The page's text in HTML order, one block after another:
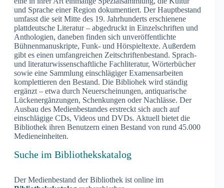
und Sprache einer Region dokumentiert. Der Hauptbestand
umfasst die seit Mitte des 19. Jahrhunderts erschienene
plattdeutsche Literatur – abgedruckt in Einzelschriften und
Anthologien, daneben finden sich unveröffentlichte
Bühnenmanuskripte, Funk- und Hörspieltexte. Außerdem
gibt es einen umfangreichen Zeitschriftenbestand. Sprach-
und literaturwissenschaftliche Fachliteratur, Wörterbücher
sowie eine Sammlung einschlägiger Examensarbeiten
komplettieren den Bestand. Die Bibliohek wird ständig
ergänzt – etwa durch Neuerscheinungen, antiquarische
Lückenergänzungen, Schenkungen oder Nachlässe. Der
Ausbau des Medienbestandes erstreckt sich auch auf
einschlägige CDs, Videos und DVDs. Aktuell bietet die
Bibliothek ihren Benutzern einen Bestand von rund 45.000
Medieneinheiten.
Suche im Bibliothekskatalog
Der Medienbestand der Bibliothek ist online im